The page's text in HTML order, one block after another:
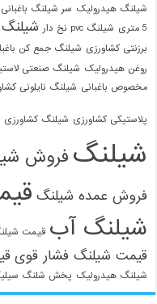
شیلنگ هیدرولیک سر شیلنگ باغبانی
5 متری
شیلنگ pvc نخ دار شیلنگ
برزنتی کشاورزی شیلنگ جمع کن
روغن هیدرولیک شیلنگ صنعتی
مخصوص باغبانی شیلنگ نایلونی
پلاستیکی کشاورزی شیلنگ کشاورزی
شیلنگ فروش
فروش عمده شیلنگ
شیلنگ آب قیمت
قیمت شیلنگ فشار قوی
شیلنگ هیدرولیک پخش شلنگ